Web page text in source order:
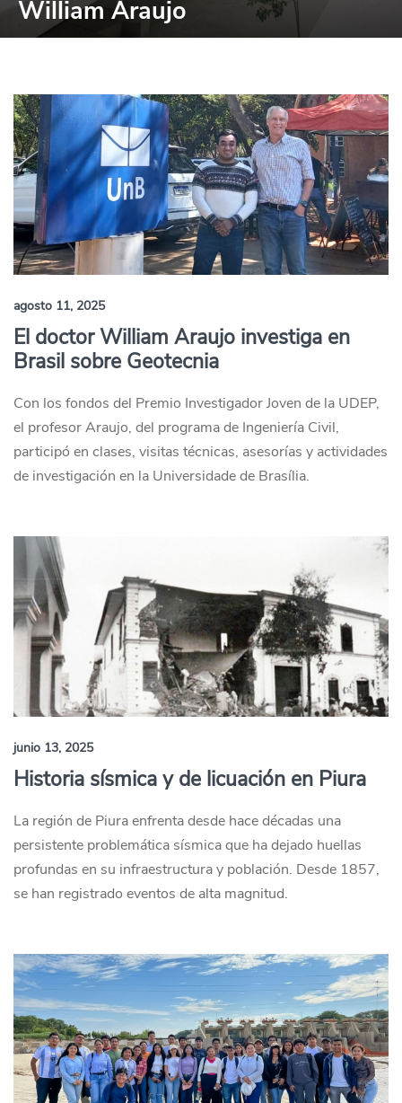
William Araujo
agosto 11, 2025
El doctor William Araujo investiga en
Brasil sobre Geotecnia
Con los fondos del Premio Investigador Joven de la UDEP,
el profesor Araujo, del programa de Ingeniería Civil,
participó en clases, visitas técnicas, asesorías y actividades
de investigación en la Universidade de Brasília.
junio 13, 2025
Historia sísmica y de licuación en Piura
La región de Piura enfrenta desde hace décadas una
persistente problemática sísmica que ha dejado huellas
profundas en su infraestructura y población. Desde 1857,
se han registrado eventos de alta magnitud.